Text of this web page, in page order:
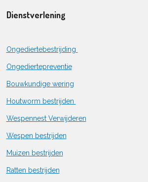
Dienstverlening
Ongediertebestrijding
Ongediertepreventie
Bouwkundige wering
Houtworm bestrijden
Wespennest Verwijderen
Wespen bestrijden
Muizen bestrijden
Ratten bestrijden